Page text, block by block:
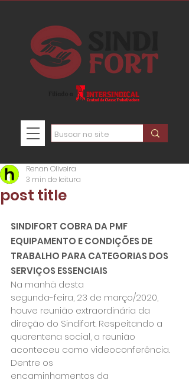
post title
Renan Oliveira
3 min de leitura
SINDIFORT COBRA DA PMF
EQUIPAMENTO E CONDIÇÕES DE
TRABALHO PARA CATEGORIAS DOS
SERVIÇOS ESSENCIAIS
Na manhã desta
segunda-feira, 23 de março/2020,
houve reunião extraordinária da
direção do Sindifort. Respeitando a
quarentena social, a reunião
aconteceu como videoconferência.
Dentre os
encaminhamentos da